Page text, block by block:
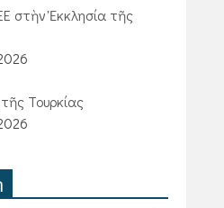
στὴν Ἐκκλησία τῆς
Τουρκίας